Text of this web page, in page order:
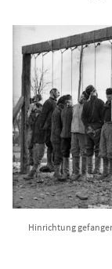
Hinrichtung